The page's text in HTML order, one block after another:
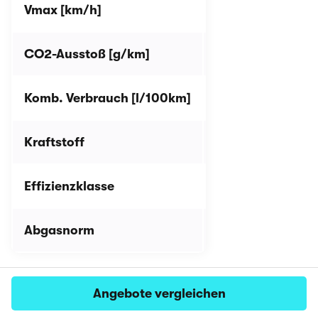
Angebote vergleichen
Vmax [km/h]
CO2-Ausstoß [g/km]
Komb. Verbrauch [l/100km]
Kraftstoff
Effizienzklasse
Abgasnorm
Diesel konfigurieren